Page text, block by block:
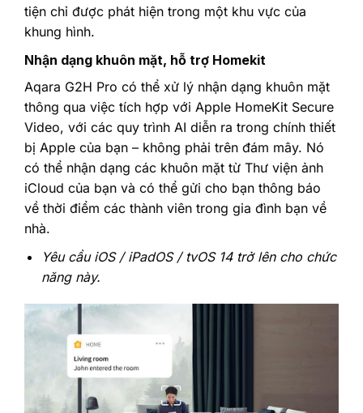
tiện chỉ được phát hiện trong một khu vực của
khung hình.‎
‎Nhận dạng khuôn mặt, hỗ trợ Homekit‎
‎Aqara G2H Pro có thể xử lý nhận dạng khuôn mặt
thông qua việc tích hợp với Apple HomeKit Secure
Video, với các quy trình AI diễn ra trong chính thiết
bị Apple của bạn – không phải trên đám mây. Nó
có thể nhận dạng các khuôn mặt từ Thư viện ảnh
iCloud của bạn và có thể gửi cho bạn thông báo
về thời điểm các thành viên trong gia đình bạn về
nhà.‎
‎Yêu cầu iOS / iPadOS / tvOS 14 trở lên cho chức
năng này.‎